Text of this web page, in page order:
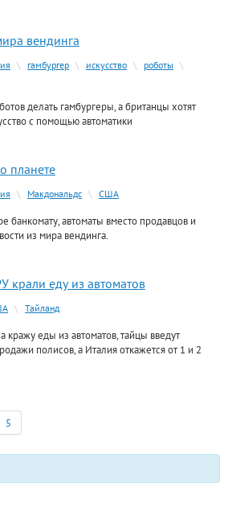
вендинга
\ гамбургер \ искусство \ роботы \
делать гамбургеры, а британцы хотят
с помощью автоматики
планете
\ Макдональдс \ США
банкомату, автоматы вместо продавцов и
из мира вендинга.
крали еду из автоматов
\ Тайланд
кражу еды из автоматов, тайцы введут
полисов, а Италия откажется от 1 и 2
5